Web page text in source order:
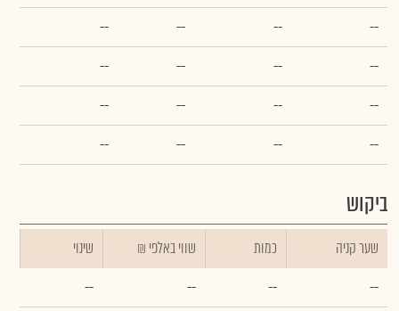
--
--
--
--
--
--
--
--
--
--
--
--
--
--
--
--
ביקוש
שער קניה כמות ₪ שווי באלפי
שינוי
--
--
--
--